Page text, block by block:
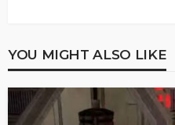
YOU MIGHT ALSO LIKE